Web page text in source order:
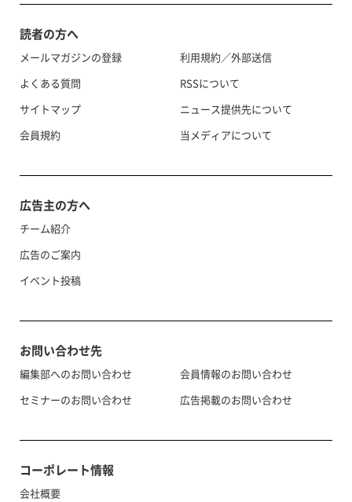
読者の方へ
メールマガジンの登録
よくある質問
サイトマップ
会員規約
利用規約／外部送信
RSSについて
ニュース提供先について
当メディアについて
広告主の方へ
チーム紹介
広告のご案内
イベント投稿
お問い合わせ先
編集部へのお問い合わせ
セミナーのお問い合わせ
会員情報のお問い合わせ
広告掲載のお問い合わせ
コーポレート情報
会社概要